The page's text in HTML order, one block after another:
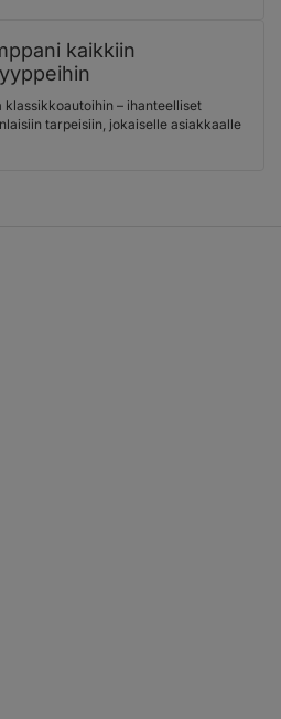
kaikkiin
klassikkoautoihin – ihanteelliset
tarpeisiin, jokaiselle asiakkaalle